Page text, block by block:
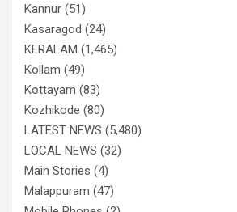
Kannur (51)
Kasaragod (24)
KERALAM (1,465)
Kollam (49)
Kottayam (83)
Kozhikode (80)
LATEST NEWS (5,480)
LOCAL NEWS (32)
Main Stories (4)
Malappuram (47)